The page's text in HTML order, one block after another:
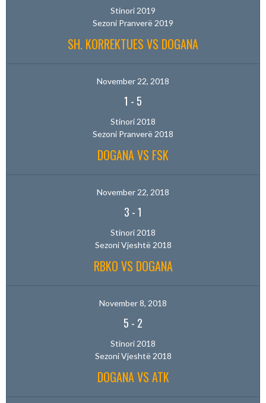
Stinori 2019
Sezoni Pranverë 2019
SH. KORREKTUES VS DOGANA
November 22, 2018
1 - 5
Stinori 2018
Sezoni Pranverë 2018
DOGANA VS FSK
November 22, 2018
3 -1
Stinori 2018
Sezoni Vjeshtë 2018
RBKO VS DOGANA
November 8, 2018
5 - 2
Stinori 2018
Sezoni Vjeshtë 2018
DOGANA VS ATK